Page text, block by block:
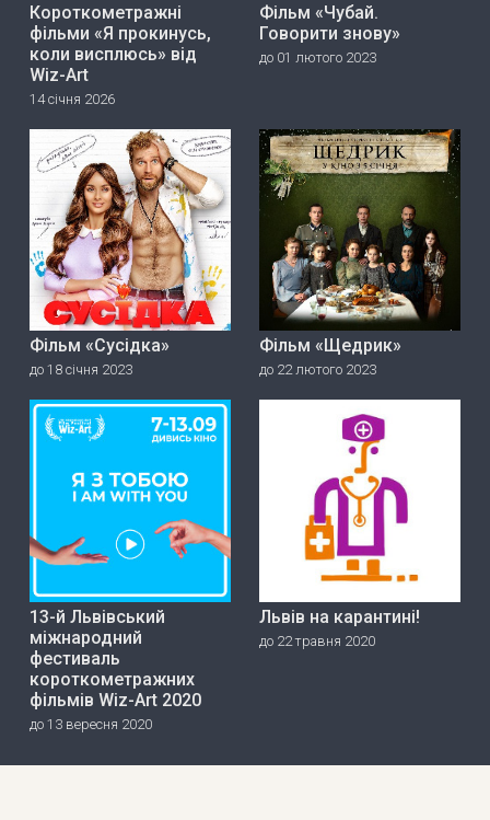
Короткометражні
фільми «Я прокинусь,
коли висплюсь» від
Wiz-Art
14 січня 2026
Фільм «Чубай.
Говорити знову»
до 01 лютого 2023
Фільм «Сусідка»
до 18 січня 2023
Фільм «Щедрик»
до 22 лютого 2023
13-й Львівський
міжнародний
фестиваль
короткометражних
фільмів Wiz-Art 2020
до 13 вересня 2020
Львів на карантині!
до 22 травня 2020